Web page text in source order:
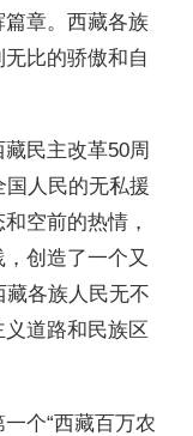
章。西藏各族
比的骄傲和自
民主改革50周
人民的无私援
空前的热情，
创造了一个又
各族人民无不
道路和民族区
个“西藏百万农